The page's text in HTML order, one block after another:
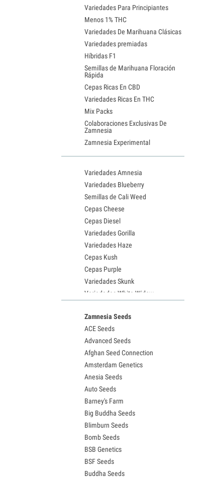
Variedades Para Principiantes
Menos 1% THC
Variedades De Marihuana Clásicas
Variedades premiadas
Híbridas F1
Semillas de Marihuana Floración
Rápida
Cepas Ricas En CBD
Variedades Ricas En THC
Mix Packs
Colaboraciones Exclusivas De
Zamnesia
Zamnesia Experimental
Variedades Amnesia
Variedades Blueberry
Semillas de Cali Weed
Cepas Cheese
Cepas Diesel
Variedades Gorilla
Variedades Haze
Cepas Kush
Cepas Purple
Variedades Skunk
Variedades White Widow
Semillas de Granddaddy Purple
Semillas de OG Kush
Semillas de Blue Dream
Semillas de Lemon Haze
Semillas de Bruce Banner
Semillas de Gelato
Semillas de Sour Diesel
Semillas de Jack Herer
Semillas de Girl Scout Cookies
Semillas de Wedding Cake
Semillas de Zkittlez
Semillas de Pineapple Express
Semillas de Chemdawg
Semillas de Hindu Kush
Zamnesia Seeds
ACE Seeds
Advanced Seeds
Afghan Seed Connection
Amsterdam Genetics
Anesia Seeds
Auto Seeds
Barney's Farm
Big Buddha Seeds
Blimburn Seeds
Bomb Seeds
BSB Genetics
BSF Seeds
Buddha Seeds